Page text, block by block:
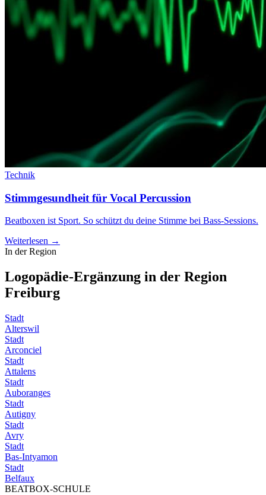
Technik
Stimmgesundheit für Vocal Percussion
Beatboxen ist Sport. So schützt du deine Stimme bei Bass-Sessions.
Weiterlesen →
In der Region
Logopädie-Ergänzung in der Region
Freiburg
Stadt
Alterswil
Stadt
Arconciel
Stadt
Attalens
Stadt
Auboranges
Stadt
Autigny
Stadt
Avry
Stadt
Bas-Intyamon
Stadt
Belfaux
BEATBOX-SCHULE